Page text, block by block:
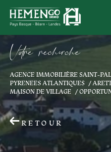
Vore recece
AGENCE IMMOBILIÈRE SAINT-
PYRENEES ATLANTIQUES
MAISON DE VILLAGE
RETOUR
Effectuer une
et trouver le bien
critères
d'offre
Acheter